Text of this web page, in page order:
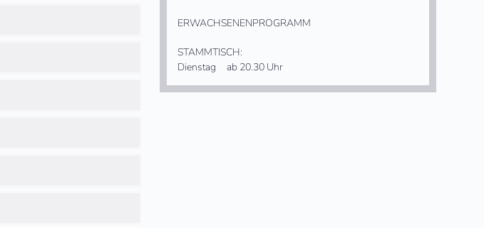
ERWACHSENENPROGRAMM
STAMMTISCH:
Dienstag ab 20.30 Uhr